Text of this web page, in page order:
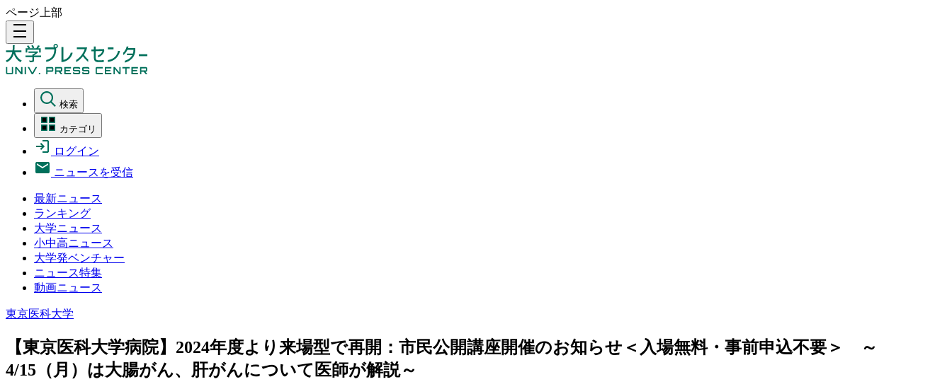
ページ上部
density_medium
検索
カテゴリ
ログイン
ニュースを受信
最新ニュース
ランキング
大学ニュース
小中高ニュース
大学発ベンチャー
ニュース特集
動画ニュース
東京医科大学
【東京医科大学病院】2024年度より来場型で再開：市民公開講座開催のお知らせ＜入場無料・事前申込不要＞ ～
4/15（月）は大腸がん、肝がんについて医師が解説～